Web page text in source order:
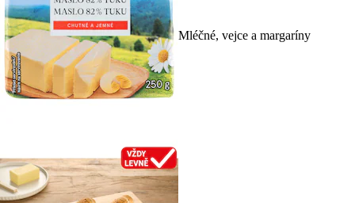
Mléčné, vejce a margaríny